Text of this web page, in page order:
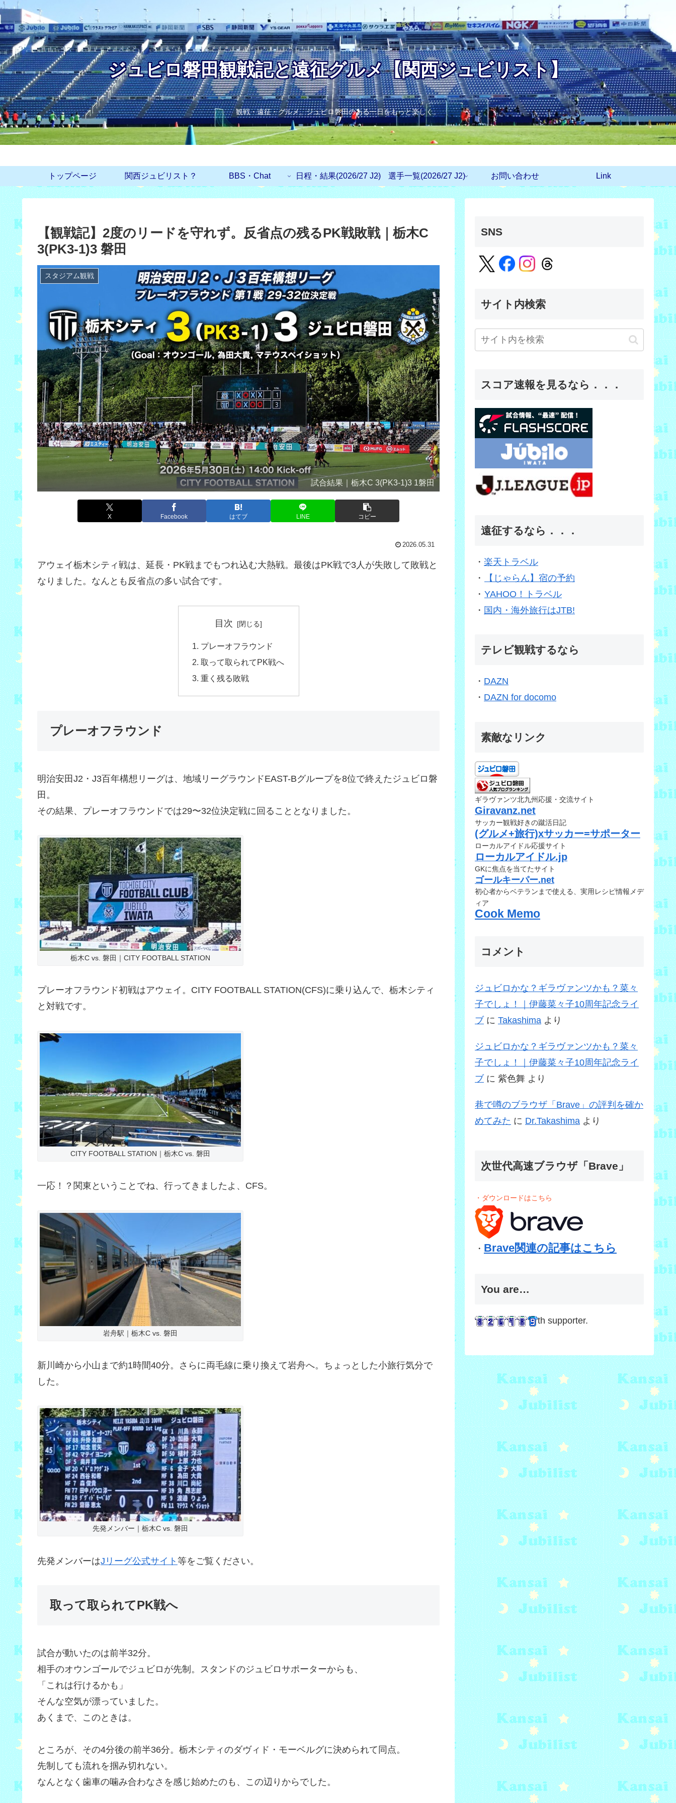
ジュビロ磐田観戦記と遠征グルメ【関西ジュビリスト】
観戦・遠征・グルメ。ジュビロ磐田のある一日をもっと楽しく。
トップページ 関西ジュビリスト？ BBS・Chat 日程・結果(2026/27 J2) 選手一覧(2026/27 J2) お問い合わせ Link
【観戦記】2度のリードを守れず。反省点の残るPK戦敗戦｜栃木C
3(PK3-1)3 磐田
スタジアム観戦
試合結果｜栃木C 3(PK3-1)3 1磐田
X Facebook はてブ LINE コピー
2026.05.31
アウェイ栃木シティ戦は、延長・PK戦までもつれ込む大熱戦。最後はPK戦で3人が失敗して敗戦と
なりました。なんとも反省点の多い試合です。
目次
プレーオフラウンド
取って取られてPK戦へ
重く残る敗戦
プレーオフラウンド
明治安田J2・J3百年構想リーグは、地域リーグラウンドEAST-Bグループを8位で終えたジュビロ磐
田。
その結果、プレーオフラウンドでは29〜32位決定戦に回ることとなりました。
栃木C vs. 磐田｜CITY FOOTBALL STATION
プレーオフラウンド初戦はアウェイ。CITY FOOTBALL STATION(CFS)に乗り込んで、栃木シティ
と対戦です。
CITY FOOTBALL STATION｜栃木C vs. 磐田
一応！？関東ということでね、行ってきましたよ、CFS。
岩舟駅｜栃木C vs. 磐田
新川崎から小山まで約1時間40分。さらに両毛線に乗り換えて岩舟へ。ちょっとした小旅行気分で
した。
先発メンバー｜栃木C vs. 磐田
先発メンバーはJリーグ公式サイト 等をご覧ください。
取って取られてPK戦へ
試合が動いたのは前半32分。
相手のオウンゴールでジュビロが先制。スタンドのジュビロサポーターからも、
「これは行けるかも」
そんな空気が漂っていました。
あくまで、このときは。
ところが、その4分後の前半36分。栃木シティのダヴィド・モーベルグに決められて同点。
先制しても流れを掴み切れない。
なんとなく歯車の噛み合わなさを感じ始めたのも、この辺りからでした。
SNS
サイト内検索
スコア速報を見るなら．．．
遠征するなら．．．
・ 楽天トラベル
・
【じゃらん】宿の予約
・ YAHOO！トラベル
・ 国内・海外旅行はJTB!
テレビ観戦するなら
・ DAZN
・ DAZN for docomo
素敵なリンク
ギラヴァンツ北九州応援・交流サイト
Giravanz.net
サッカー観戦好きの蹴活日記
(グルメ+旅行)xサッカー=サポーター
ローカルアイドル応援サイト
ローカルアイドル.jp
GKに焦点を当てたサイト
ゴールキーパー.net
初心者からベテランまで使える、実用レシピ情報メデ
ィア
Cook Memo
コメント
ジュビロかな？ギラヴァンツかも？菜々
子でしょ！｜伊藤菜々子10周年記念ライ
ブ に Takashima より
ジュビロかな？ギラヴァンツかも？菜々
子でしょ！｜伊藤菜々子10周年記念ライ
ブ に 紫色舞 より
巷で噂のブラウザ「Brave」の評判を確か
めてみた に Dr.Takashima より
次世代高速ブラウザ「Brave」
・ダウンロードはこちら
・ Brave関連の記事はこちら
You are…
th supporter.